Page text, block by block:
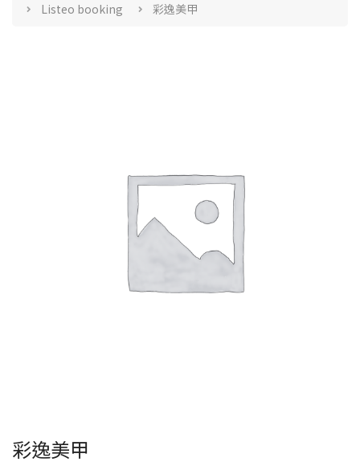
Listeo booking
彩逸美甲
彩逸美甲